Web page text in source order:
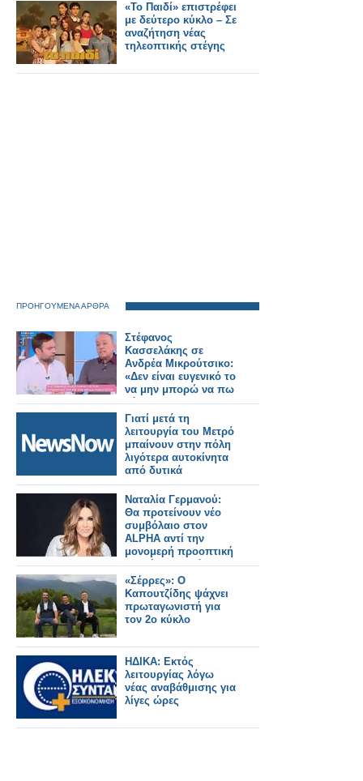
«Το Παιδί» επιστρέφει
με δεύτερο κύκλο – Σε
αναζήτηση νέας
τηλεοπτικής στέγης
ΠΡΟΗΓΟΥΜΕΝΑ ΑΡΘΡΑ
Στέφανος
Κασσελάκης σε
Ανδρέα Μικρούτσικο:
«Δεν είναι ευγενικό το
να μην μπορώ να πω
κάτι»
Γιατί μετά τη
λειτουργία του Μετρό
μπαίνουν στην πόλη
λιγότερα αυτοκίνητα
από δυτικά
Ναταλία Γερμανού:
Θα προτείνουν νέο
συμβόλαιο στον
ALPHA αντί την
μονομερή προοπτική
ανανέωσης ενός
χρόνου...
«Σέρρες»: Ο
Καπουτζίδης ψάχνει
πρωταγωνιστή για
τον 2ο κύκλο
ΗΔΙΚΑ: Εκτός
λειτουργίας λόγω
νέας αναβάθμισης για
λίγες ώρες